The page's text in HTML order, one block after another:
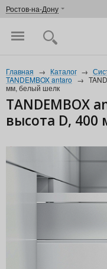
Ростов-на-Дону
Главная → Каталог →
TANDEMBOX antaro →
мм, белый шелк
TANDEMBOX
высота D,